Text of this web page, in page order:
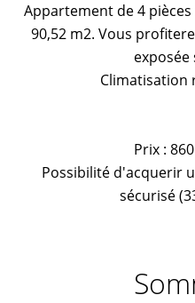
Appartement de 4
90,52 m2. Vous
exposée
Climatisation
Prix :
Possibilité d'acquerir
sécurisé